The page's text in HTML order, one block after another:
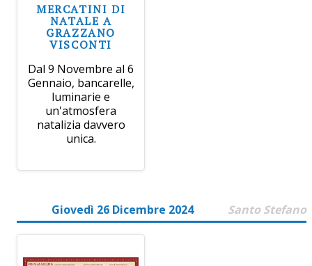
MERCATINI DI
NATALE A
GRAZZANO
VISCONTI
Dal 9 Novembre al 6
Gennaio, bancarelle,
luminarie e
un'atmosfera
natalizia davvero
unica.
Giovedì 26 Dicembre 2024 Santo Stefano